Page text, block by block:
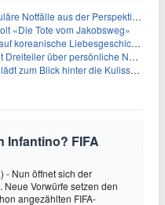
aus der Perspektive der Patienten
«Die Tote vom Jakobsweg»
koreanische Liebesgeschichte
über persönliche Neuanfänge
hinter die Kulissen ihres Freundeskreises
Infantino? FIFA
- Nun öffnet sich der
Neue Vorwürfe setzen den
angezählten FIFA-